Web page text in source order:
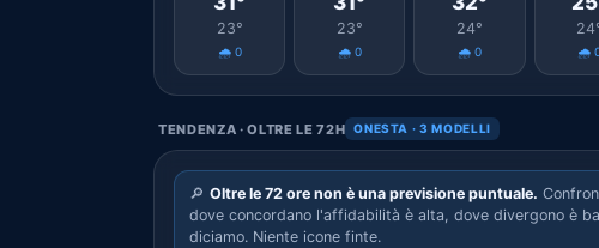
23°
🌧️ 0
23°
🌧️ 0
24°
🌧️ 0 🌧️
TENDENZA · OLTRE LE 72H ONESTA · 3 MODELLI
🔎 Oltre le 72 ore non è una previsione puntuale.
dove concordano l'affidabilità è alta, dove divergono è
diciamo. Niente icone finte.